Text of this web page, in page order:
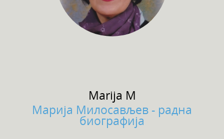
Marija M
Марија Милосављев - радна
биографија